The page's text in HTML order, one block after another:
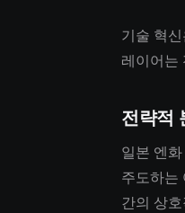
기술 혁
레이어는
전략적
일본 엔
주도하는
간의 상